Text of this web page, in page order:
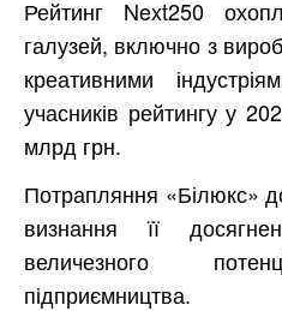
Рейтинг Next250
галузей, включно з
креативними
учасників рейтингу у
млрд грн.
Потрапляння «Білюкс»
визнання її
величезного
підприємництва.